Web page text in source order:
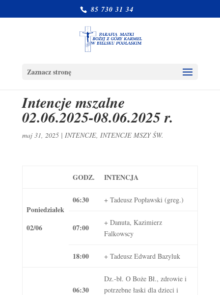
85 730 31 34
Zaznacz stronę
Intencje mszalne
02.06.2025-08.06.2025 r.
maj 31, 2025| INTENCJE, INTENCJE MSZY ŚW.
GODZ. INTENCJA
Poniedziałek
02/06
06:30 + Tadeusz Popławski (greg.)
07:00
+ Danuta, Kazimierz
Falkowscy
18:00 + Tadeusz Edward Bazyluk
06:30
Dz.-bł. O Boże Bł., zdrowie i
potrzebne łaski dla dzieci i